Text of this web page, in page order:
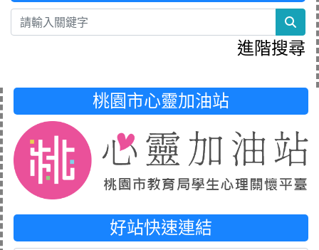
進階搜尋
桃園市心靈加油站
好站快速連結